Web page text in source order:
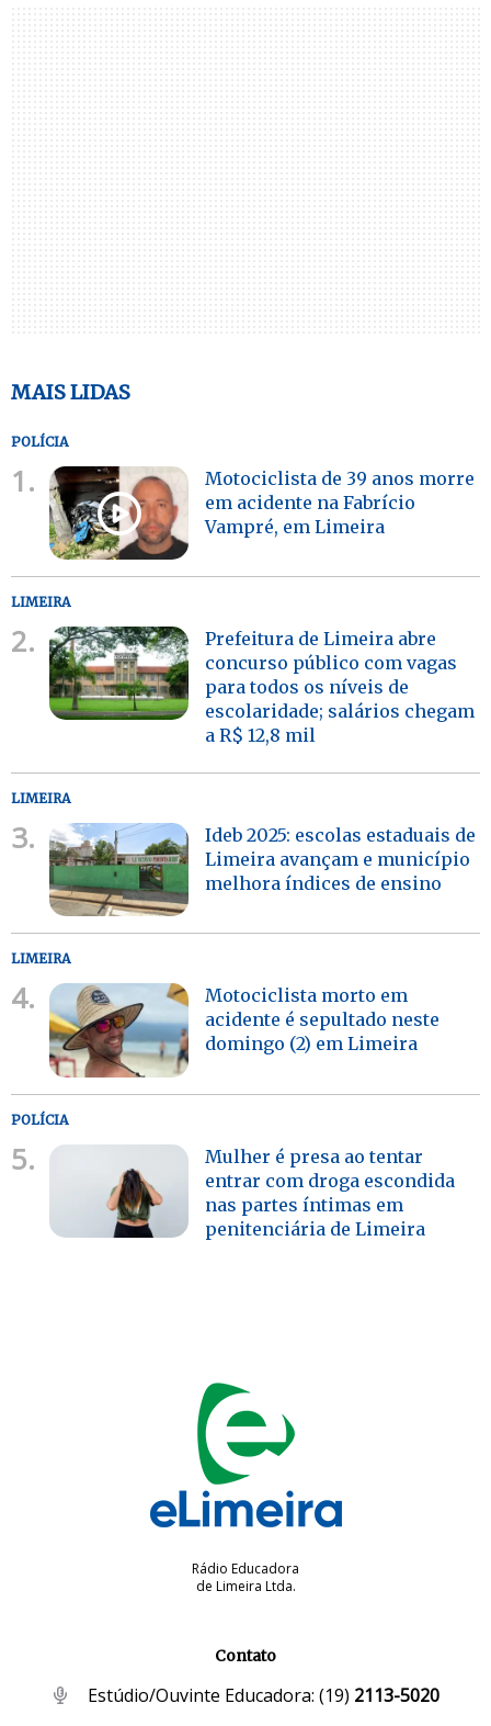
MAIS LIDAS
POLÍCIA
1.
Motociclista de 39 anos morre
em acidente na Fabrício
Vampré, em Limeira
LIMEIRA
2.
Prefeitura de Limeira abre
concurso público com vagas
para todos os níveis de
escolaridade; salários chegam
a R$ 12,8 mil
LIMEIRA
3.
Ideb 2025: escolas estaduais de
Limeira avançam e município
melhora índices de ensino
LIMEIRA
4.
Motociclista morto em
acidente é sepultado neste
domingo (2) em Limeira
POLÍCIA
5.
Mulher é presa ao tentar
entrar com droga escondida
nas partes íntimas em
penitenciária de Limeira
Rádio Educadora
de Limeira Ltda.
Contato
Estúdio/Ouvinte Educadora: (19) 2113-5020